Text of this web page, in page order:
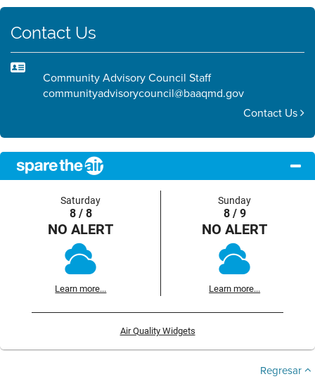
Contact Us
Community Advisory Council Staff
communityadvisorycouncil@baaqmd.gov
Contact Us
Saturday
8 / 8
NO ALERT
Learn more...
Sunday
8 / 9
NO ALERT
Learn more...
Air Quality Widgets
Regresar